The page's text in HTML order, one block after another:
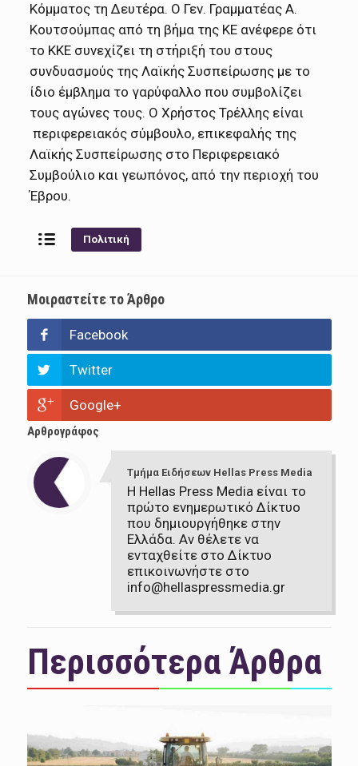
Κόμματος τη Δευτέρα. Ο Γεν. Γραμματέας Α.
Κουτσούμπας από τη βήμα της ΚΕ ανέφερε ότι
το ΚΚΕ συνεχίζει τη στήριξή του στους
συνδυασμούς της Λαϊκής Συσπείρωσης με το
ίδιο έμβλημα το γαρύφαλλο που συμβολίζει
τους αγώνες τους. Ο Χρήστος Τρέλλης είναι
περιφερειακός σύμβουλο, επικεφαλής της
Λαϊκής Συσπείρωσης στο Περιφερειακό
Συμβούλιο και γεωπόνος, από την περιοχή του
Έβρου.
Πολιτική
Μοιραστείτε το Άρθρο
Facebook
Twitter
Google+
Αρθρογράφος
Τμήμα Ειδήσεων Hellas Press Media
Η Hellas Press Media είναι το
πρώτο ενημερωτικό Δίκτυο
που δημιουργήθηκε στην
Ελλάδα. Αν θέλετε να
ενταχθείτε στο Δίκτυο
επικοινωνήστε στο
info@hellaspressmedia.gr
Περισσότερα Άρθρα